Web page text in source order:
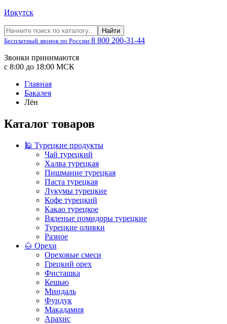
Иркутск
Найти
Бесплатный звонок по России:8 800 200-31-44
Звонки принимаются
с 8:00 до 18:00 МСК
Главная
Бакалея
Лён
Каталог товаров
🕌 Турецкие продукты
Чай турецкий
Халва турецкая
Пишмание турецкая
Паста турецкая
Лукумы турецкие
Кофе турецкий
Какао турецкое
Вяленые помидоры турецкие
Турецкие оливки
Разное
🌰 Орехи
Ореховые смеси
Грецкий орех
Фисташка
Кешью
Миндаль
Фундук
Макадамия
Арахис